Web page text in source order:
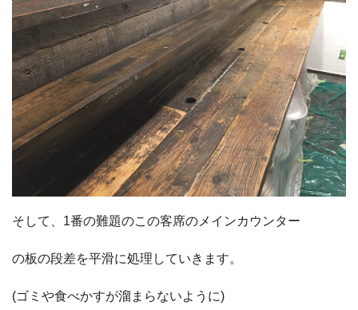
そして、1番の難題のこの客席のメインカウンター
の板の段差を平滑に処理していきます。
(ゴミや食べかすが溜まらないように)